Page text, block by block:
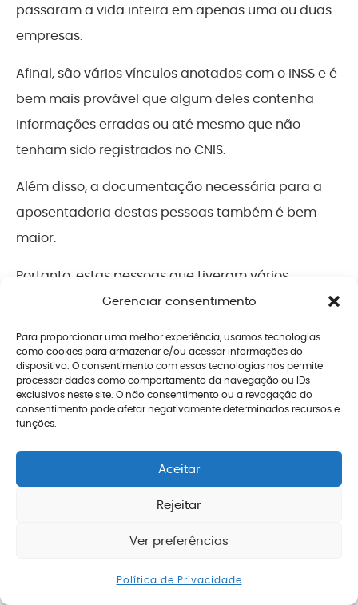
Gerenciar consentimento
Para proporcionar uma melhor experiência, usamos tecnologias
como cookies para armazenar e/ou acessar informações do
dispositivo. O consentimento com essas tecnologias nos permite
processar dados como comportamento da navegação ou IDs
exclusivos neste site. O não consentimento ou a revogação do
consentimento pode afetar negativamente determinados recursos e
funções.
Aceitar
Rejeitar
Ver preferências
Política de Privacidade
passaram a vida inteira em apenas uma ou duas
empresas.
Afinal, são vários vínculos anotados com o INSS e é
bem mais provável que algum deles contenha
informações erradas ou até mesmo que não
tenham sido registrados no CNIS.
Além disso, a documentação necessária para a
aposentadoria destas pessoas também é bem
maior.
Portanto, estas pessoas que tiveram vários
vínculos previdenciários/empregatícios durante a
planejar a aposentadoria.
2. Contribuintes por conta
própria
Aquelas pessoas que pagam o INSS por conta
própria, caso dos
contribuintes facultativos
devem planejar a aposentadoria quanto antes.